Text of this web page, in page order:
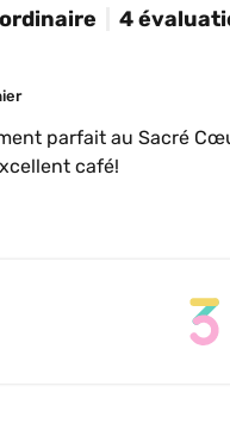
4
parfait au Sacré
café!